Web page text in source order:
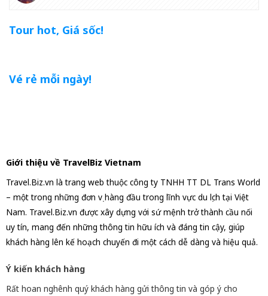
Tour hot, Giá sốc!
Vé rẻ mỗi ngày!
Giới thiệu về TravelBiz Vietnam
Travel.Biz.vn là trang web thuộc công ty TNHH TT DL Trans World
– một trong những đơn vị hàng đầu trong lĩnh vực du lịch tại Việt
Nam. Travel.Biz.vn được xây dựng với sứ mệnh trở thành cầu nối
uy tín, mang đến những thông tin hữu ích và đáng tin cậy, giúp
khách hàng lên kế hoạch chuyến đi một cách dễ dàng và hiệu quả.
Ý kiến khách hàng
Rất hoan nghênh quý khách hàng gửi thông tin và góp ý cho